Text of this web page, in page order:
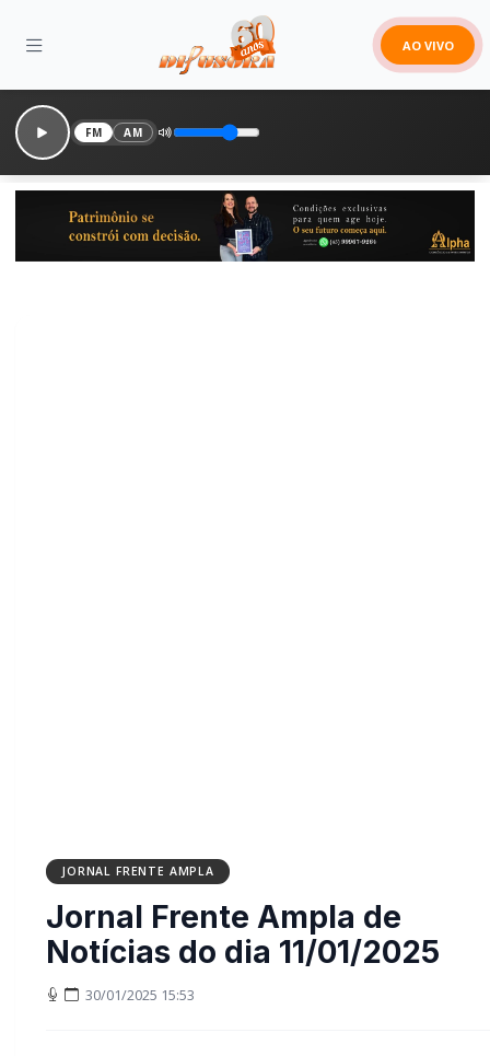
AO VIVO
FM AM
JORNAL FRENTE AMPLA
Jornal Frente Ampla de
Notícias do dia 11/01/2025
30/01/2025 15:53